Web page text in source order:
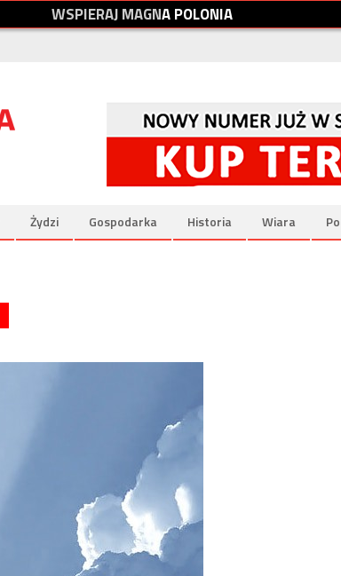
WSPIERAJMAGNAPOLONIA
Żydzi Gospodarka Historia Wiara